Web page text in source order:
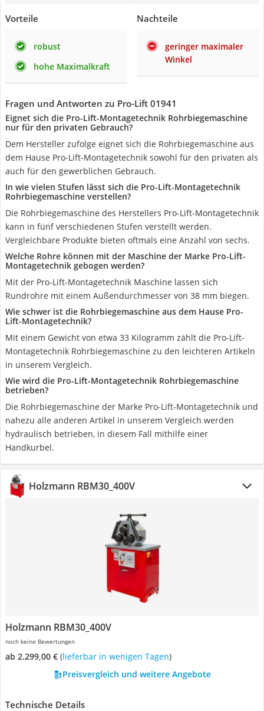
Vorteile
robust
hohe Maximalkraft
Nachteile
geringer maximaler
Winkel
Fragen und Antworten zu Pro-Lift 01941
Eignet sich die ‎Pro-Lift-Montagetechnik Rohrbiegemaschine
nur für den privaten Gebrauch?
Dem Hersteller zufolge eignet sich die Rohrbiegemaschine aus
dem Hause‎ Pro-Lift-Montagetechnik sowohl für den privaten als
auch für den gewerblichen Gebrauch.
In wie vielen Stufen lässt sich die ‎Pro-Lift-Montagetechnik
Rohrbiegemaschine verstellen?
Die Rohrbiegemaschine des Herstellers ‎Pro-Lift-Montagetechnik
kann in fünf verschiedenen Stufen verstellt werden.
Vergleichbare Produkte bieten oftmals eine Anzahl von sechs.
Welche Rohre können mit der Maschine der Marke ‎Pro-Lift-
Montagetechnik gebogen werden?
Mit der ‎Pro-Lift-Montagetechnik Maschine lassen sich
Rundrohre mit einem Außendurchmesser von 38 mm biegen.
Wie schwer ist die Rohrbiegemaschine aus dem Hause‎ Pro-
Lift-Montagetechnik?
Mit einem Gewicht von etwa 33 Kilogramm zählt die ‎Pro-Lift-
Montagetechnik Rohrbiegemaschine zu den leichteren Artikeln
in unserem Vergleich.
Wie wird die ‎Pro-Lift-Montagetechnik Rohrbiegemaschine
betrieben?
Die Rohrbiegemaschine der Marke ‎Pro-Lift-Montagetechnik und
nahezu alle anderen Artikel in unserem Vergleich werden
hydraulisch betrieben, in diesem Fall mithilfe einer
Handkurbel.
Holzmann RBM30_400V
Holzmann RBM30_400V
noch keine Bewertungen
ab 2.299,00 € ( Lieferbar in wenigen Tagen)
Preisvergleich und weitere Angebote
Technische Details